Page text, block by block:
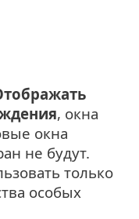
, окна
окна
не будут.
только
особых